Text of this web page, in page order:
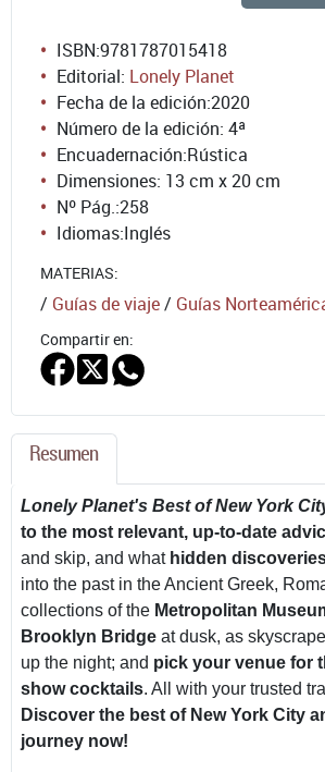
ISBN:9781787015418
Editorial: Lonely Planet
Fecha de la edición:2020
Número de la edición: 4ª
Encuadernación:Rústica
Dimensiones: 13 cm x 20 cm
Nº Pág.:258
Idiomas:Inglés
MATERIAS:
/ Guías de viaje/ Guías
Compartir en:
Resumen
Lonely Planet's Best of New York
to the most relevant, up-to-date
and skip, and what hidden
into the past in the Ancient Greek,
collections of the Metropolitan
Brooklyn Bridge at dusk, as
up the night; and pick your venue for
show cocktails. All with your trusted
Discover the best of New York City
journey now!